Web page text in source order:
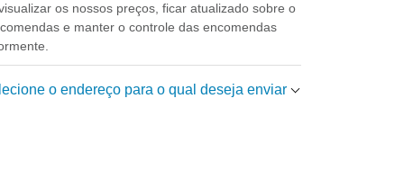
os nossos preços, ficar atualizado sobre o
e manter o controle das encomendas
o endereço para o qual deseja enviar